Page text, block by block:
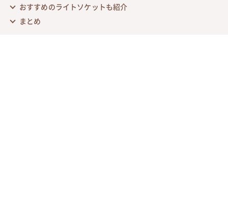
おすすめのライトソケットも紹介
まとめ